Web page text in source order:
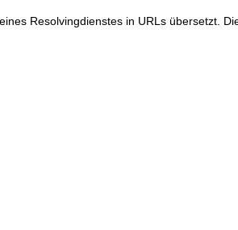
Resolvingdienstes in URLs übersetzt.